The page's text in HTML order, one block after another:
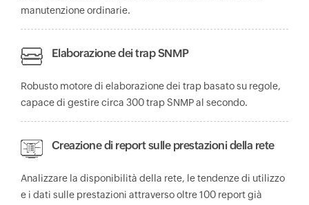
manutenzione ordinarie.
Elaborazione dei trap SNMP
Robusto motore di elaborazione dei trap basato su regole,
capace di gestire circa 300 trap SNMP al secondo.
Creazione di report sulle prestazioni della rete
Analizzare la disponibilità della rete, le tendenze di utilizzo
e i dati sulle prestazioni attraverso oltre 100 report già